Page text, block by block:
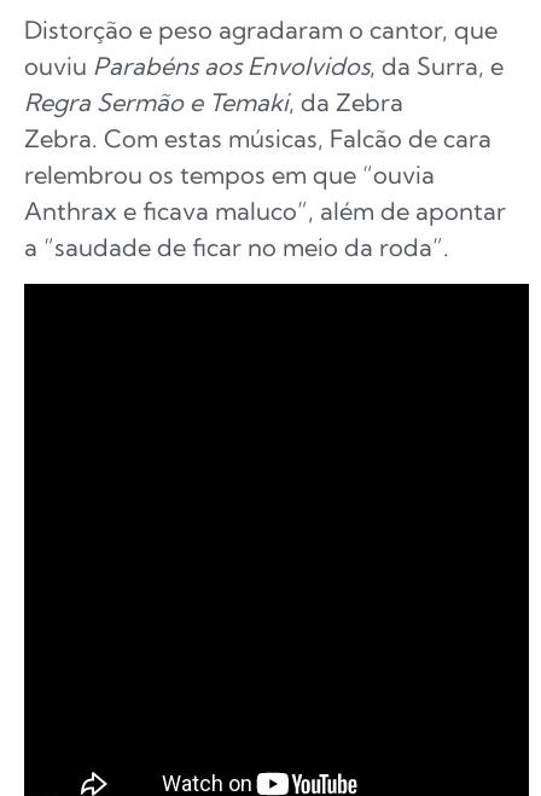
Distorção e peso agradaram o cantor, que
ouviu Parabéns aos Envolvidos, da Surra, e
Regra Sermão e Temaki, da Zebra
Zebra. Com estas músicas, Falcão de cara
relembrou os tempos em que “ouvia
Anthrax e ficava maluco”, além de apontar
a “saudade de ficar no meio da roda”.